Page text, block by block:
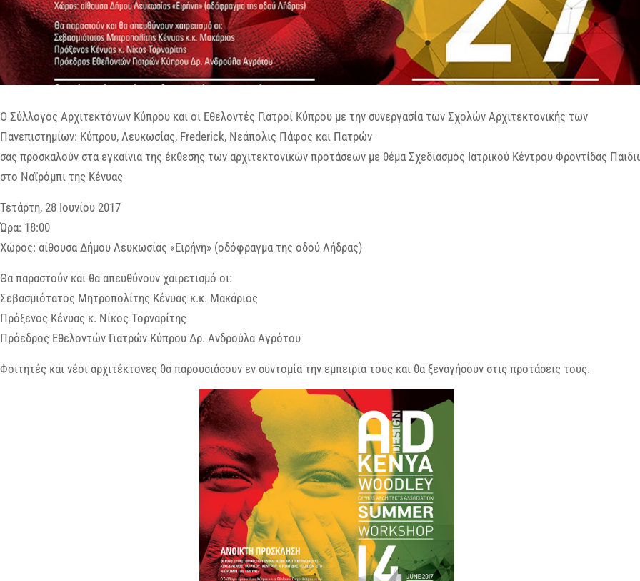
Ο Σύλλογος Αρχιτεκτόνων Κύπρου και οι Εθελοντές Γιατροί Κύπρου με την συνεργασία των Σχολών Αρχιτεκτονικής των
Πανεπιστημίων: Κύπρου, Λευκωσίας, Frederick, Νεάπολις Πάφος και Πατρών
σας προσκαλούν στα εγκαίνια της έκθεσης των αρχιτεκτονικών προτάσεων με θέμα Σχεδιασμός Ιατρικού Κέντρου Φροντίδας
στο Ναϊρόμπι της Κένυας
Τετάρτη, 28 Ιουνίου 2017
Ώρα: 18:00
Χώρος: αίθουσα Δήμου Λευκωσίας «Ειρήνη» (οδόφραγμα της οδού Λήδρας)
Θα παραστούν και θα απευθύνουν χαιρετισμό οι:
Σεβασμιότατος Μητροπολίτης Κένυας κ.κ. Μακάριος
Πρόξενος Κένυας κ. Νίκος Τορναρίτης
Πρόεδρος Εθελοντών Γιατρών Κύπρου Δρ. Ανδρούλα Αγρότου
Φοιτητές και νέοι αρχιτέκτονες θα παρουσιάσουν εν συντομία την εμπειρία τους και θα ξεναγήσουν στις προτάσεις τους.